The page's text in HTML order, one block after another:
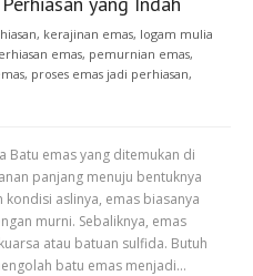
, kerajinan emas, logam mulia
emas, pemurnian emas,
, proses emas jadi perhiasan,
Batu emas yang ditemukan di
panjang menuju bentuknya
aslinya, emas biasanya
murni. Sebaliknya, emas
atau batuan sulfida. Butuh
batu emas menjadi…